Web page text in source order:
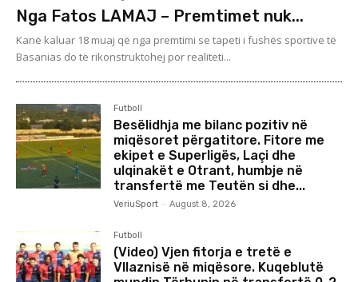
Nga Fatos LAMAJ – Premtimet nuk...
Kanë kaluar 18 muaj që nga premtimi se tapeti i fushës sportive të
Basanias do të rikonstruktohej por realiteti...
Futboll
Besëlidhja me bilanc pozitiv në
miqësoret përgatitore. Fitore me
ekipet e Superligës, Laçi dhe
ulqinakët e Otrant, humbje në
transfertë me Teutën si dhe...
VeriuSport - August 8, 2026
Futboll
(Video) Vjen fitorja e tretë e
Vllaznisë në miqësore. Kuqeblutë